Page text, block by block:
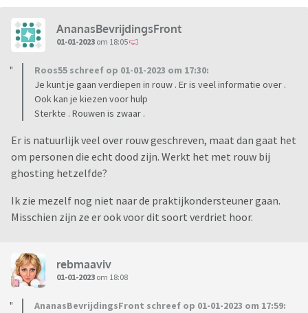
AnanasBevrijdingsFront
01-01-2023 om 18:05
Roos55 schreef op 01-01-2023 om 17:30:
Je kunt je gaan verdiepen in rouw . Er is veel informatie over .
Ook kan je kiezen voor hulp
Sterkte . Rouwen is zwaar .
Er is natuurlijk veel over rouw geschreven, maat dan gaat het
om personen die echt dood zijn. Werkt het met rouw bij
ghosting hetzelfde?
Ik zie mezelf nog niet naar de praktijkondersteuner gaan.
Misschien zijn ze er ook voor dit soort verdriet hoor.
rebmaaviv
01-01-2023 om 18:08
AnanasBevrijdingsFront schreef op 01-01-2023 om 17:59: